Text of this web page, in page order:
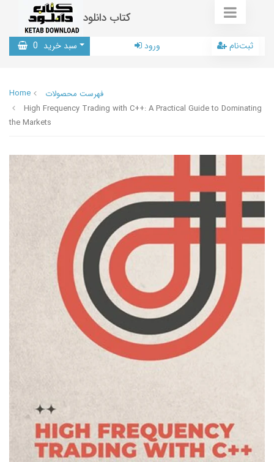
کتاب دانلود
سبد خرید 0 ورود ثبت‌نام
Home
فهرست محصولات
High Frequency Trading with C++: A Practical Guide to Dominating
the Markets